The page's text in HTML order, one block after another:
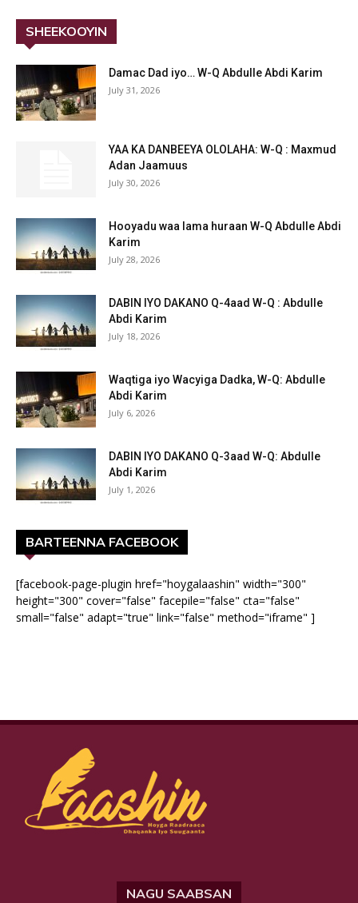
SHEEKOOYIN
Damac Dad iyo… W-Q Abdulle Abdi Karim
July 31, 2026
YAA KA DANBEEYA OLOLAHA: W-Q : Maxmud
Adan Jaamuus
July 30, 2026
Hooyadu waa lama huraan W-Q Abdulle Abdi
Karim
July 28, 2026
DABIN IYO DAKANO Q-4aad W-Q : Abdulle
Abdi Karim
July 18, 2026
Waqtiga iyo Wacyiga Dadka, W-Q: Abdulle
Abdi Karim
July 6, 2026
DABIN IYO DAKANO Q-3aad W-Q: Abdulle
Abdi Karim
July 1, 2026
BARTEENNA FACEBOOK
[facebook-page-plugin href="hoygalaashin" width="300"
height="300" cover="false" facepile="false" cta="false"
small="false" adapt="true" link="false" method="iframe" ]
NAGU SAABSAN